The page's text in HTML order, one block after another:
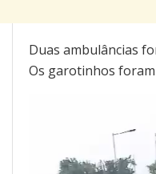
Duas ambulâncias
Os garotinhos